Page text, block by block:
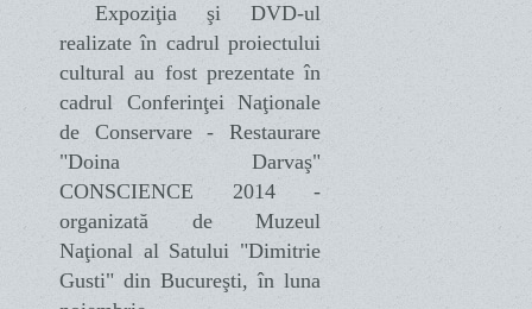
Expoziţia şi DVD-ul
realizate în cadrul proiectului
cultural au fost prezentate în
cadrul Conferinţei Naţionale
de Conservare - Restaurare
"Doina Darvaş"
CONSCIENCE 2014 -
organizată de Muzeul
Naţional al Satului "Dimitrie
Gusti" din Bucureşti, în luna